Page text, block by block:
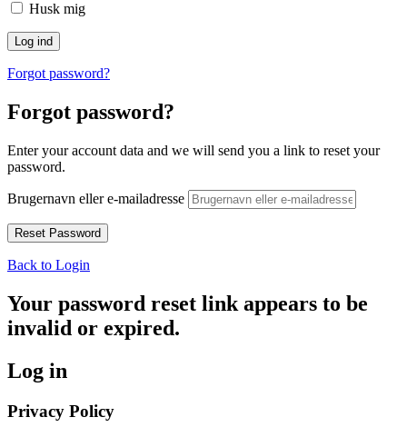
Husk mig
Forgot password?
Forgot password?
Enter your account data and we will send you a link to reset your
password.
Brugernavn eller e-mailadresse
Back to Login
Your password reset link appears to be
invalid or expired.
Log in
Privacy Policy